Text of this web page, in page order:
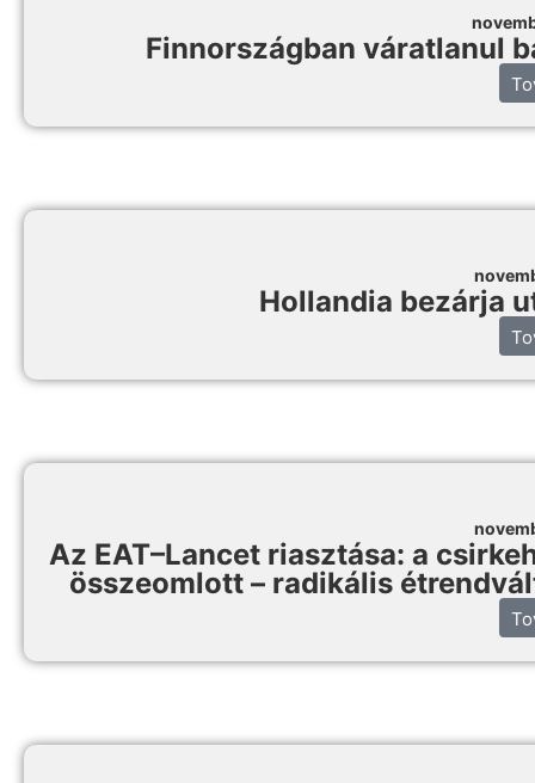
Finnországban váratlanul
Hollandia bezárja
Az EAT–Lancet riasztása: a
összeomlott – radikális